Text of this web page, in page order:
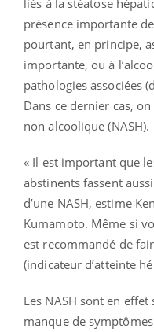
liés à la stéatose
présence importante
pourtant, en principe,
importante, ou à
pathologies associées
Dans ce dernier cas,
non alcoolique (NASH).
« Il est important que
abstinents fassent
d’une NASH, estime
Kumamoto. Même si
est recommandé de
(indicateur d’atteinte
Les NASH sont en
manque de